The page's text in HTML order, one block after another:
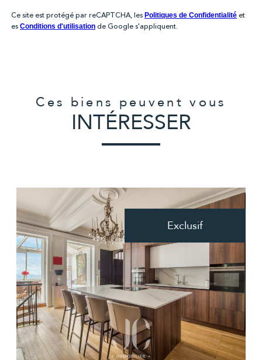
Ce site est protégé par reCAPTCHA, les Politiques de Confidentialité et
es Conditions d'utilisation de Google s'appliquent.
Ces biens peuvent vous
INTÉRESSER
Exclusif
voir le bien